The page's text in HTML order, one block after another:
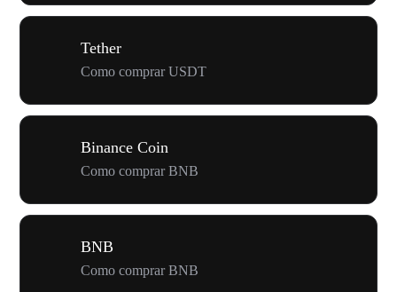
Tether
Como comprar USDT
Binance Coin
Como comprar BNB
BNB
Como comprar BNB